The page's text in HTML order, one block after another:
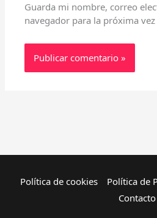
Guarda mi nombre, correo
navegador para la próxima
Política de cookies Política de
Contacto